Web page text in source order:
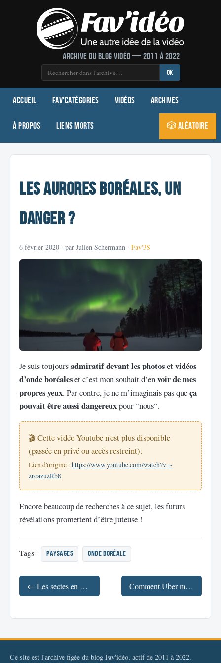
Archive du blog vidéo — 2011 à 2022
OK
Accueil Fav'Catégories Vidéos Archives
À propos Liens morts 🎲 Aléatoire
Les aurores boréales, un
danger ?
6 février 2020 · par Julien Schermann · Fav'3S
Je suis toujoursadmiratif devant les photos et vidéos
d’onde boréaleset c’est mon souhait d’en voir de mes
propres yeux. Par contre, je ne m’imaginais pas queça
pouvait être aussi dangereuxpour “nous”.
🎬 Cette vidéo Youtube n'est plus disponible
(passée en privé ou accès restreint).
Lien d'origine : https://www.youtube.com/watch?v=-
zroazuzRb8
Encore beaucoup de recherches à ce sujet, les futurs
révélations promettent d’être juteuse !
Tags : paysages onde boréale
← Les sectes en France et Japon Comment Uber manipule ses chauffeurs ? #arte →
Ce site est l'archive figée du blog Fav'idéo, actif de 2011 à 2022.